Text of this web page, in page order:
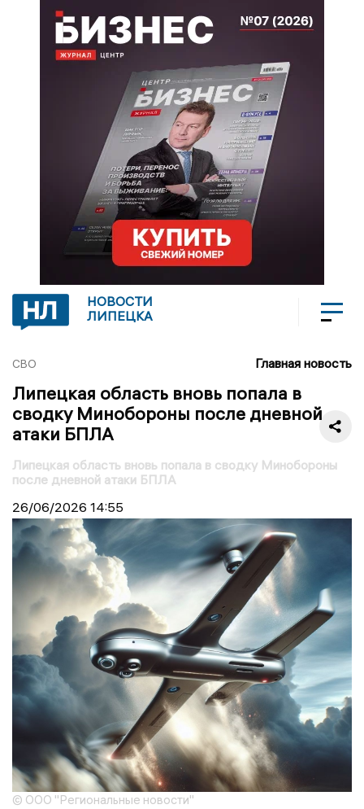
НОВОСТИ
ЛИПЕЦКА
СВО Главная новость
Липецкая область вновь попала в
сводку Минобороны после дневной
атаки БПЛА
Липецкая область вновь попала в сводку Минобороны
после дневной атаки БПЛА
26/06/2026 14:55
© ООО "Региональные новости"